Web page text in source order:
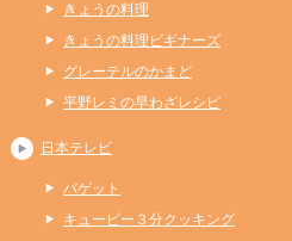
きょうの料理
きょうの料理ビギナーズ
グレーテルのかまど
平野レミの早わざレシピ
日本テレビ
バゲット
キューピー３分クッキング